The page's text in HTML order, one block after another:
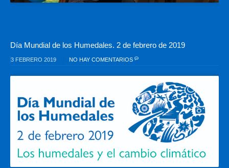
Día Mundial de los Humedales. 2 de febrero de 2019
3 FEBRERO 2019 NO HAY COMENTARIOS